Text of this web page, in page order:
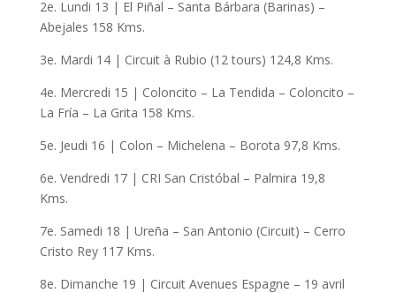
2e. Lundi 13 | El Piñal – Santa Bárbara (Barinas) –
Abejales 158 Kms.
3e. Mardi 14 | Circuit à Rubio (12 tours) 124,8 Kms.
4e. Mercredi 15 | Coloncito – La Tendida – Coloncito –
La Fría – La Grita 158 Kms.
5e. Jeudi 16 | Colon – Michelena – Borota 97,8 Kms.
6e. Vendredi 17 | CRI San Cristóbal – Palmira 19,8
Kms.
7e. Samedi 18 | Ureña – San Antonio (Circuit) – Cerro
Cristo Rey 117 Kms.
8e. Dimanche 19 | Circuit Avenues Espagne – 19 avril